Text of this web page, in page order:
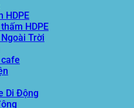
HDPE
HDPE
Trời
cafe
Di Động